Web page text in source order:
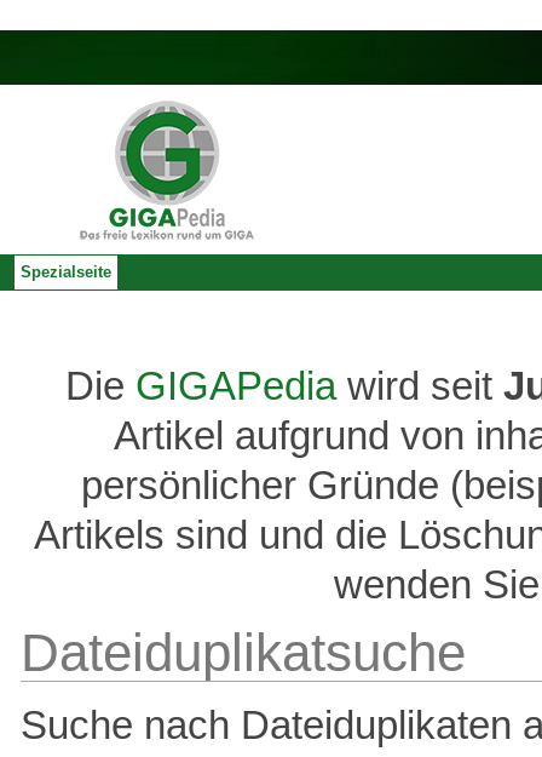
Die GIGAPediawird seit
Artikel aufgrund von
persönlicher Gründe
Artikels sind und die
wenden
Dateiduplikatsuche
Suche nach Dateiduplikaten
Spezialseite